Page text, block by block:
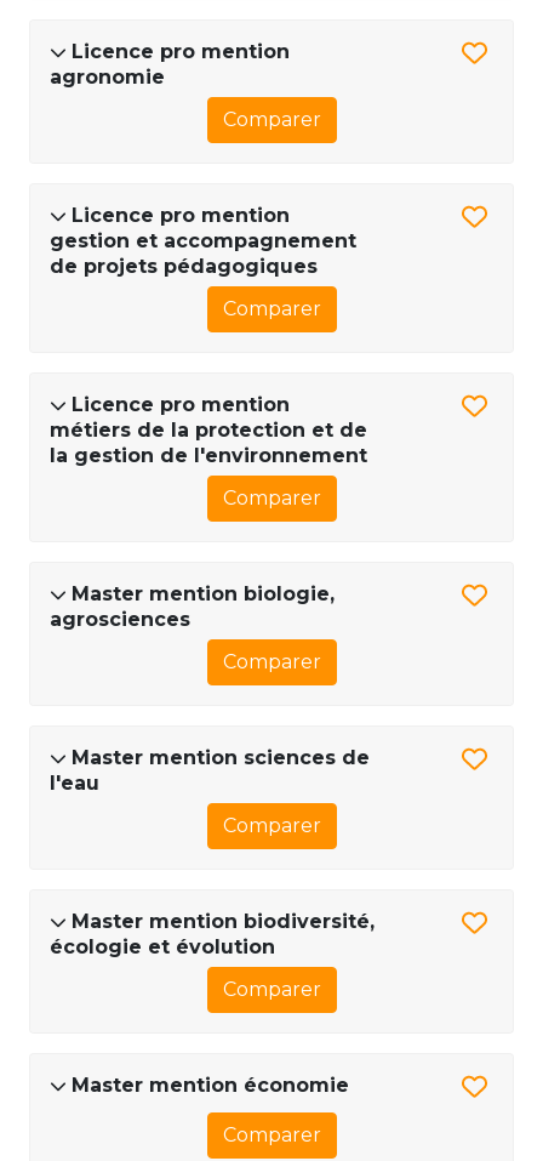
Licence pro mention
agronomie
Comparer
Licence pro mention
gestion et accompagnement
de projets pédagogiques
Comparer
Licence pro mention
métiers de la protection et de
la gestion de l'environnement
Comparer
Master mention biologie,
agrosciences
Comparer
Master mention sciences de
l'eau
Comparer
Master mention biodiversité,
écologie et évolution
Comparer
Master mention économie
Comparer